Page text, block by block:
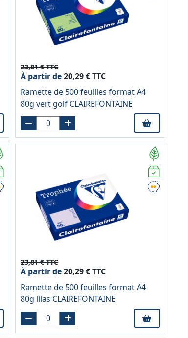
23,81 € TTC
À partir de20,29 € TTC
Ramette de 500 feuilles format A4
80g vert golf CLAIREFONTAINE
23,81 € TTC
À partir de20,29 € TTC
Ramette de 500 feuilles format A4
80g lilas CLAIREFONTAINE